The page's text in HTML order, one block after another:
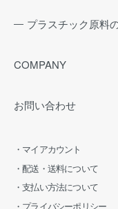
プラスチック原料
COMPANY
お問い合わせ
マイアカウント
配送・送料について
支払い方法について
プライバシーポリシー